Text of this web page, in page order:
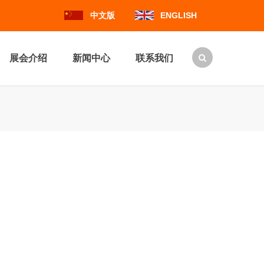
中文版 ENGLISH
展会介绍 新闻中心 联系我们